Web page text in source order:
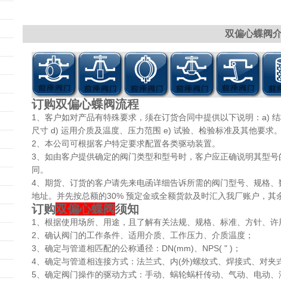
双偏心蝶阀
订购双偏心蝶阀流程
1、客户如对产品有特殊要求，须在订货合同中提供以下说明：a)
尺寸 d) 运用介质及温度、压力范围 e) 试验、检验标准及其他要求。
2、本公司可根据客户特定要求配置各类驱动装置。
3、如由客户提供确定的阀门类型和型号时，客户应正确说明其型
同。
4、期货、订货的客户请先来电函详细告诉所需的阀门型号、规格
地址。并先按总额的30% 预定金或全额货款及时汇入我厂账户，其
订购双偏心蝶阀须知
1、根据使用场所、用途，且了解有关法规、规格、标准、方针、
2、确认阀门的工作条件、适用介质、工作压力、介质温度；
3、确定与管道相匹配的公称通径：DN(mm)、NPS( " )；
4、确定与管道相连接方式：法兰式、内(外)螺纹式、焊接式、对夹
5、确定阀门操作的驱动方式：手动、蜗轮蜗杆传动、气动、电动、